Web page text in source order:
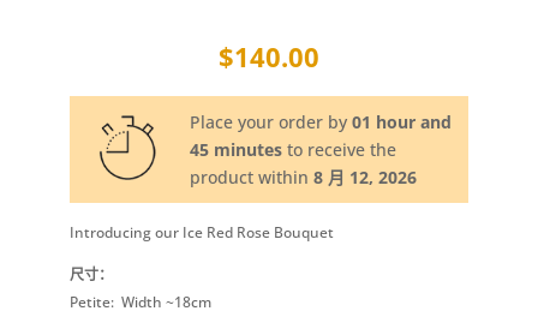
$140.00
Place your order by01 hour and
45 minutes to receive the
product within8 月 12, 2026
Introducing our Ice Red Rose Bouquet
尺寸：
Petite: Width ~18cm